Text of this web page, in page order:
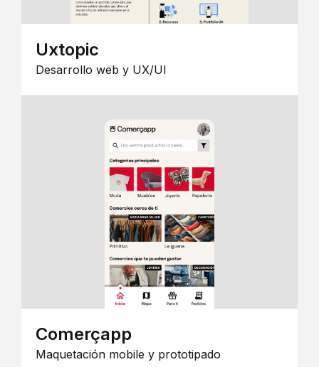
Uxtopic
Desarrollo web y UX/UI
Comerçapp
Maquetación mobile y prototipado